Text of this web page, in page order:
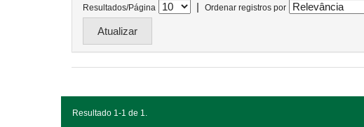
Resultados/Página | Ordenar registros por
Resultado 1-1 de 1.